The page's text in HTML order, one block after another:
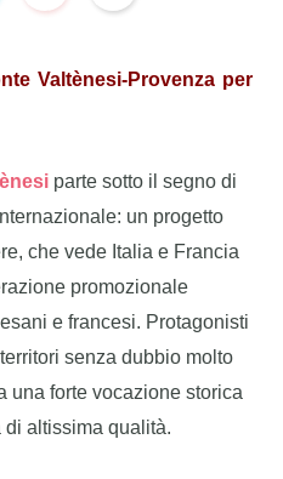
Valtènesi-Provenza per
parte sotto il segno di
un progetto
che vede Italia e Francia
promozionale
e francesi. Protagonisti
senza dubbio molto
una forte vocazione storica
altissima qualità.